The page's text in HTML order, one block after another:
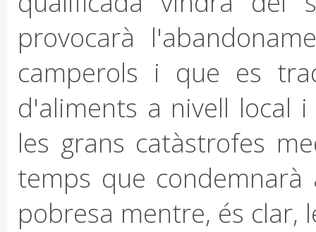
provocarà
camperols i que es
d'aliments a nivell local
les grans catàstrofes
temps que
pobresa mentre, és clar,